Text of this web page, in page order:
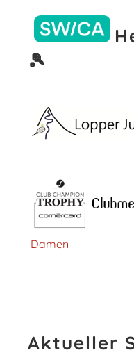
🎾
Damen
Aktueller